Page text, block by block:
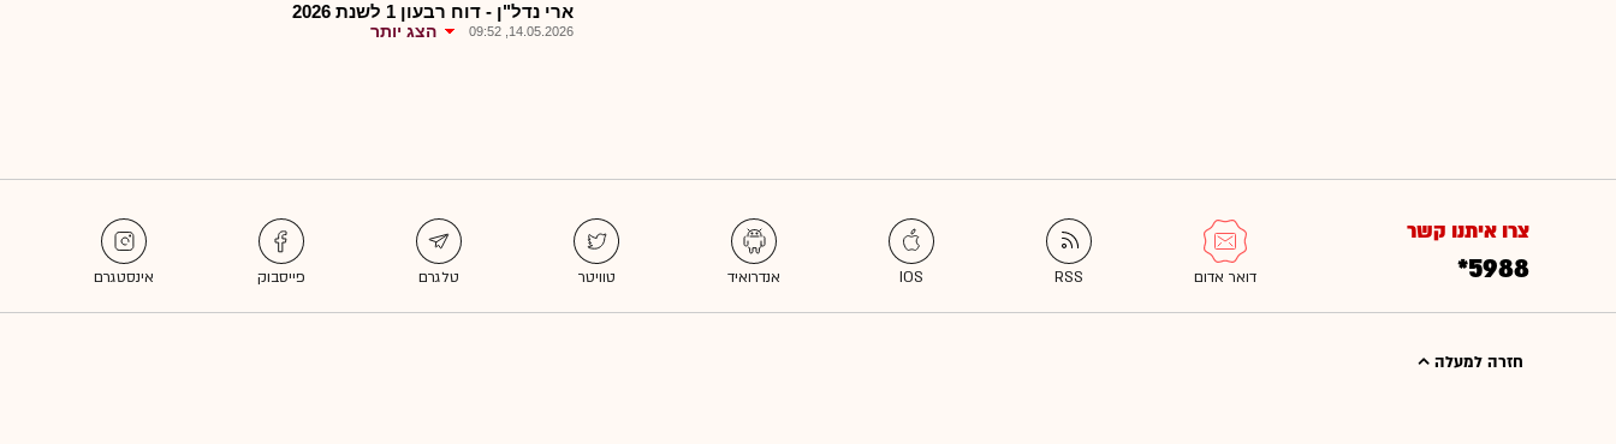
ארי נדל"ן - דוח רבעון 1 לשנת 2026
14.05.2026, 09:52 הצג יותר
צרו איתנו קשר
*5988
חזרה למעלה